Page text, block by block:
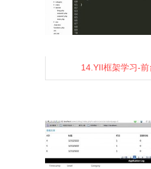
2 0
14.YII框架学习-